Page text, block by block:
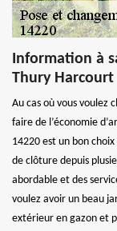
Information à
Thury Harcourt
Au cas où vous voulez
faire de l’économie
14220 est un bon
de clôture depuis
abordable et des
voulez avoir un beau
extérieur en gazon et